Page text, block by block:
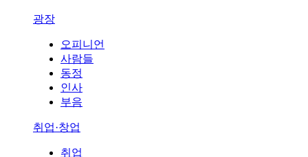
광장
오피니언
사람들
동정
인사
부음
취업·창업
취업